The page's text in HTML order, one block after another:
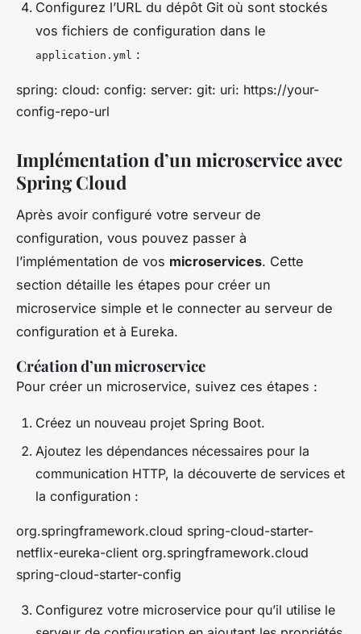
Configurez l’URL du dépôt Git où sont stockés
vos fichiers de configuration dans le
application.yml :
spring: cloud: config: server: git: uri: https://your-
config-repo-url
Implémentation d’un microservice avec
Spring Cloud
Après avoir configuré votre serveur de
configuration, vous pouvez passer à
l’implémentation de vos microservices. Cette
section détaille les étapes pour créer un
microservice simple et le connecter au serveur de
configuration et à Eureka.
Création d’un microservice
Pour créer un microservice, suivez ces étapes :
Créez un nouveau projet Spring Boot.
Ajoutez les dépendances nécessaires pour la
communication HTTP, la découverte de services et
la configuration :
org.springframework.cloud spring-cloud-starter-
netflix-eureka-client org.springframework.cloud
spring-cloud-starter-config
Configurez votre microservice pour qu’il utilise le